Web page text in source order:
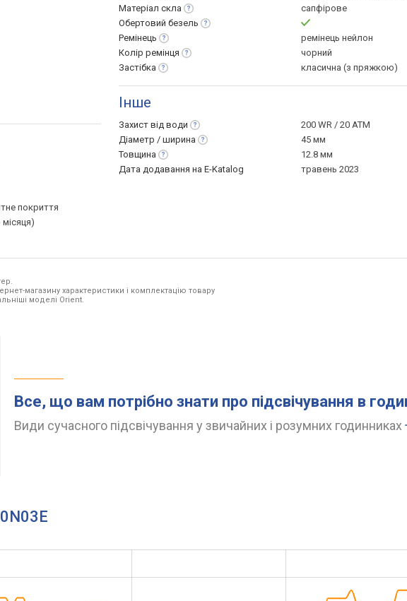
покриття
Матеріал скла
сапфірове
Обертовий безель
Ремінець
ремінець нейлон
Колір ремінця
чорний
Застібка
класична (з пряжкою)
Інше
Захист від води
200 WR / 20 ATM
Діаметр / ширина
45 мм
Товщина
12.8 мм
Дата додавання на E-Katalog
травень 2023
магазину характеристики і комплектацію товару
моделі Orient.
Все, що вам потрібно знати про підсвічування в
Види сучасного підсвічування у звичайних і розумних годинниках